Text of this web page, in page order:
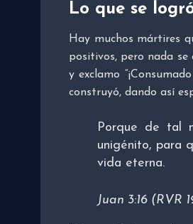
Lo que se
Hay muchos mártires
positivos, pero nada se
y exclamo
construyó, dando así
Porque de tal
unigénito, para
vida eterna.
Juan 3:16 (RVR